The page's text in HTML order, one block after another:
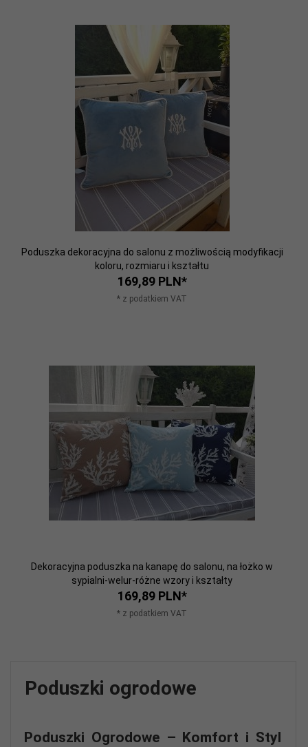
Poduszka dekoracyjna do salonu z możliwością modyfikacji
koloru, rozmiaru i kształtu
169,89 PLN*
* z podatkiem VAT
Dekoracyjna poduszka na kanapę do salonu, na łożko w
sypialni-welur-różne wzory i kształty
169,89 PLN*
* z podatkiem VAT
Poduszki ogrodowe
Poduszki Ogrodowe – Komfort i Styl